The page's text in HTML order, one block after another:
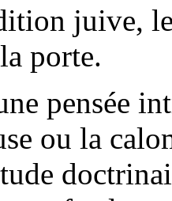
juive,
porte.
pensée
ou la